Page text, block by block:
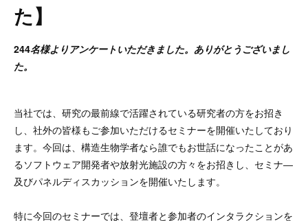
た】
244名様よりアンケートいただきました。ありがとうございまし
た。
当社では、研究の最前線で活躍されている研究者の方をお招き
し、社外の皆様もご参加いただけるセミナーを開催いたしており
ます。今回は、構造生物学者なら誰でもお世話になったことがあ
るソフトウェア開発者や放射光施設の方々をお招きし、セミナ―
及びパネルディスカッションを開催いたします。
特に今回のセミナーでは、登壇者と参加者のインタラクションを